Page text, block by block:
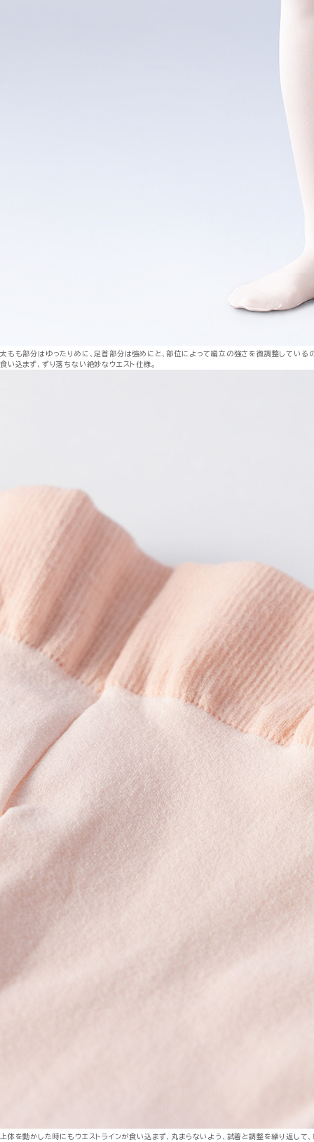
太もも部分はゆったりめに、足首部分は強めにと、部位によって編立の強さを微調整している
食い込まず、ずり落ちない絶妙なウエスト仕様。
上体を動かした時にもウエストラインが食い込まず、丸まらないよう、試着と調整を繰り返して